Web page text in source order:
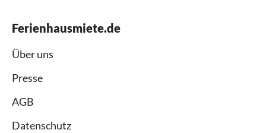
Ferienhausmiete.de
Über uns
Presse
AGB
Datenschutz